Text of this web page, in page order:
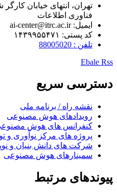
تهران، انتهای خیابان
فناوری اطلاعات
ایمیل: ai-center@itrc.ac.ir
کد پستی: ۱۴۳۹۹۵۵۴۷۱
تلفن : 88005020
Ebale Rss
دسترسی سریع
نقشه راه / برنامه ملی
رویدادهای هوش مصنوعی
کنفرانس های هوش
پروژه های مرکز نوآوری
شرکت های دانش بنیان و
سمینارهای هوش مصنوعی
پیوندهای مرتبط